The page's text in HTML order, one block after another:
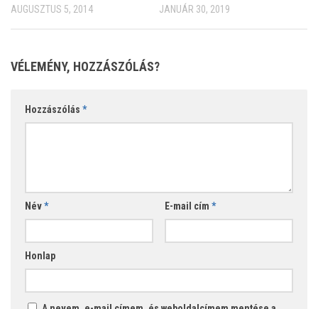
AUGUSZTUS 5, 2014 JANUÁR 30, 2019
VÉLEMÉNY, HOZZÁSZÓLÁS?
Hozzászólás *
Név* E-mail cím *
Honlap